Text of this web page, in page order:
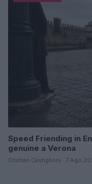
Speed Friending in
genuine a Verona
Cristian Castiglioni · 7 Ago